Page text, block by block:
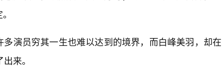
演员穷其一生也难以达到的境界，而白峰美羽，却在
来。